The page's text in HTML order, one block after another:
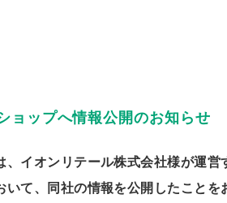
ョップへ情報公開のお知らせ
、イオンリテール株式会社様が運
いて、同社の情報を公開したことを